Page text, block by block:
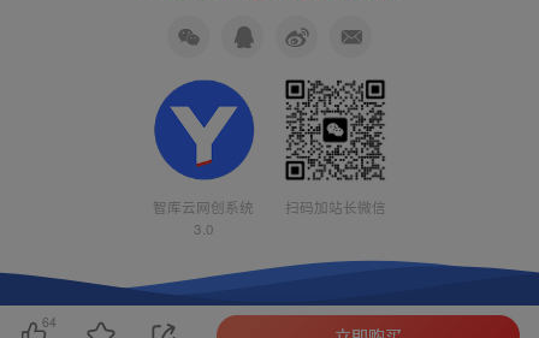
智库云网创系统
3.0
扫码加站长微信
64